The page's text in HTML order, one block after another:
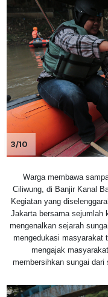
3/10
Warga membawa
Ciliwung, di Banjir Kanal
Kegiatan yang
Jakarta bersama sejumlah
mengenalkan sejarah
mengedukasi masyarakat
mengajak
membersihkan sungai